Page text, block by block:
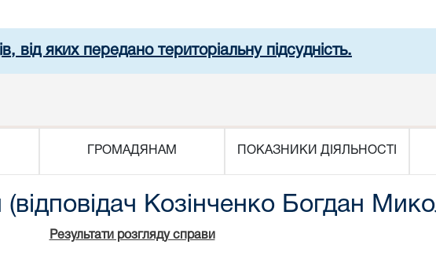
від яких передано територіальну підсудність.
ГРОМАДЯНАМ ПОКАЗНИКИ ДІЯЛЬНОСТІ
Козінченко Богдан
Результати розгляду справи